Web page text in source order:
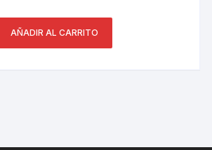
AÑADIR AL CARRITO